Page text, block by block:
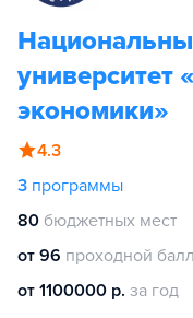
экономики»
4.3
3 программы
80 бюджетных мест
от 96 проходной балл
от 1100000 р. за год